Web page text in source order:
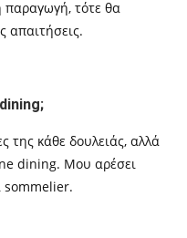
παραγωγή, τότε θα
απαιτήσεις.
;
της κάθε δουλειάς, αλλά
ine dining. Μου αρέσει
sommelier.